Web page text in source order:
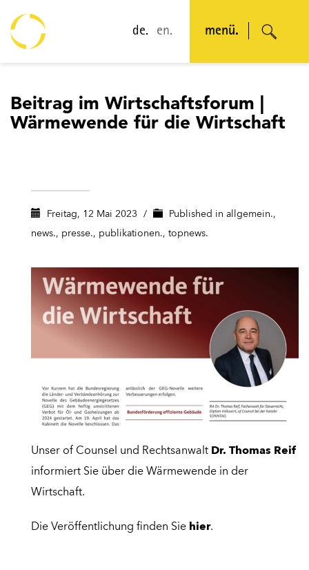
de. en. menü.
Beitrag im Wirtschaftsforum |
Wärmewende für die Wirtschaft
Freitag, 12 Mai 2023 / Published in allgemein.,
news., presse., publikationen., topnews.
Unser of Counsel und Rechtsanwalt Dr. Thomas Reif
informiert Sie über die Wärmewende in der
Wirtschaft.
Die Veröffentlichung finden Sie hier.